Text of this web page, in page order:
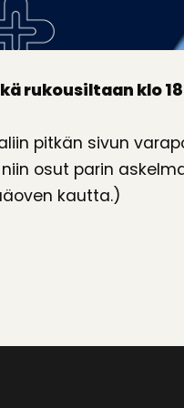
rukousiltaan klo
pitkän sivun
osut parin
kautta.)